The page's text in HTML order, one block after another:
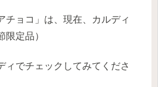
チョコ」は、現在、カルディ
限定品）
ィでチェックしてみてくださ